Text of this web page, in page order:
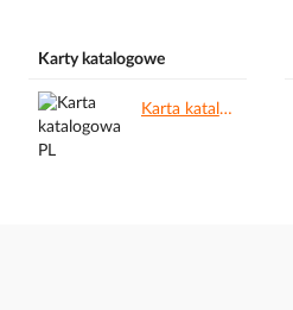
Karty katalogowe
Karta katalogowa PL.pdf